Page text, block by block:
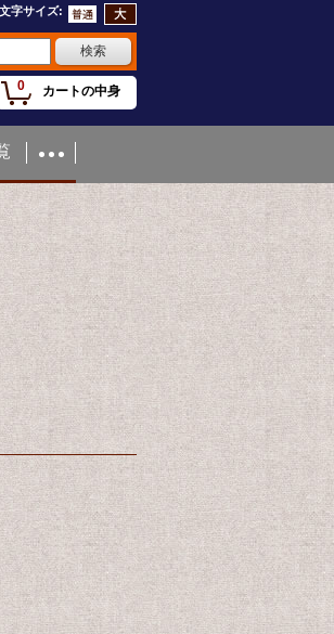
文字サイズ:
0 カートの中身